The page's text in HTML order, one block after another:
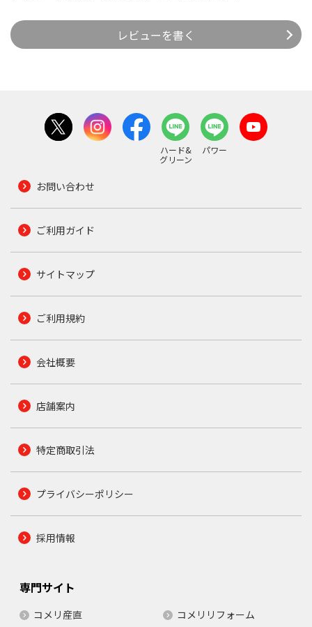
レビューを書く
ハード&
グリーン
パワー
お問い合わせ
ご利用ガイド
サイトマップ
ご利用規約
会社概要
店舗案内
特定商取引法
プライバシーポリシー
採用情報
専門サイト
コメリ産直 コメリリフォーム